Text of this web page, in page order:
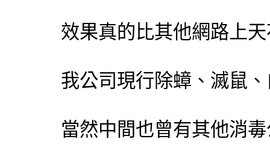
效果真的比其他網路上
我公司現行除蟑、滅鼠
當然中間也曾有其他消